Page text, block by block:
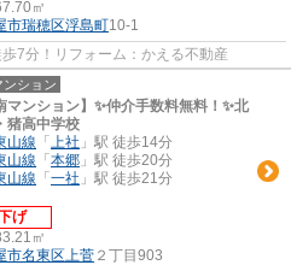
㎡
市瑞穂区浮島町10-1
7分！リフォーム：かえる不動産
ション
マンション】✨️仲介手数料無料！✨️北
猪高中学校
山線 「 上社 」駅 徒歩14分
山線 「 本郷 」駅 徒歩20分
山線 「 一社 」駅 徒歩21分
げ
㎡
市名東区上菅 ２丁目903